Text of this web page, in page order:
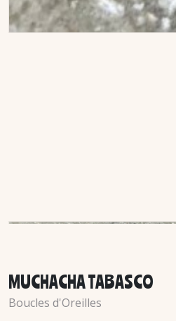
MUCHACHA TABASCO
Boucles d'Oreilles